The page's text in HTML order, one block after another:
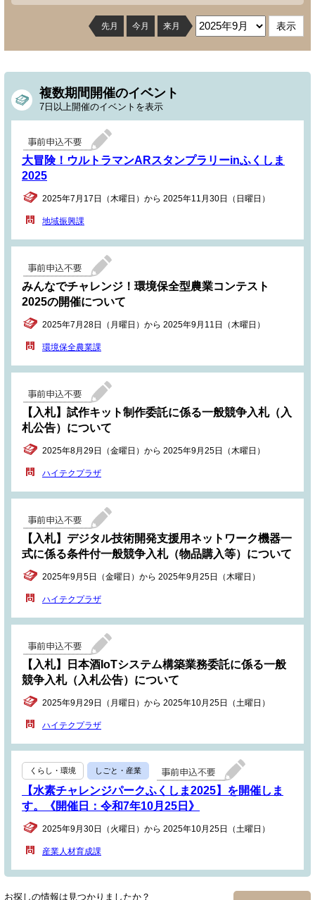
先月 今月 来月
複数期間開催のイベント
7日以上開催のイベントを表示
大冒険！ウルトラマンARスタンプラリーinふくしま
2025
2025年7月17日（木曜日）から 2025年11月30日（日曜日）
地域振興課
みんなでチャレンジ！環境保全型農業コンテスト
2025の開催について
2025年7月28日（月曜日）から 2025年9月11日（木曜日）
環境保全農業課
【入札】試作キット制作委託に係る一般競争入札（入
札公告）について
2025年8月29日（金曜日）から 2025年9月25日（木曜日）
ハイテクプラザ
【入札】デジタル技術開発支援用ネットワーク機器一
式に係る条件付一般競争入札（物品購入等）について
2025年9月5日（金曜日）から 2025年9月25日（木曜日）
ハイテクプラザ
【入札】日本酒IoTシステム構築業務委託に係る一般
競争入札（入札公告）について
2025年9月29日（月曜日）から 2025年10月25日（土曜日）
ハイテクプラザ
くらし・環境 しごと・産業
【水素チャレンジパークふくしま2025】を開催しま
す。《開催日：令和7年10月25日》
2025年9月30日（火曜日）から 2025年10月25日（土曜日）
産業人材育成課
お探しの情報は見つかりましたか？